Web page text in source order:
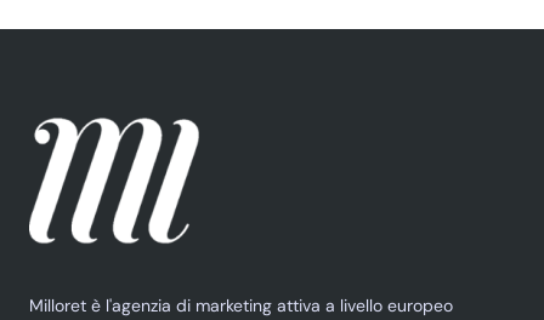
Milloret è l'agenzia di marketing attiva a livello europeo